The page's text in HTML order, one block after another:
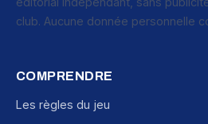
club. Aucune donnée personnelle
COMPRENDRE
Les règles du jeu